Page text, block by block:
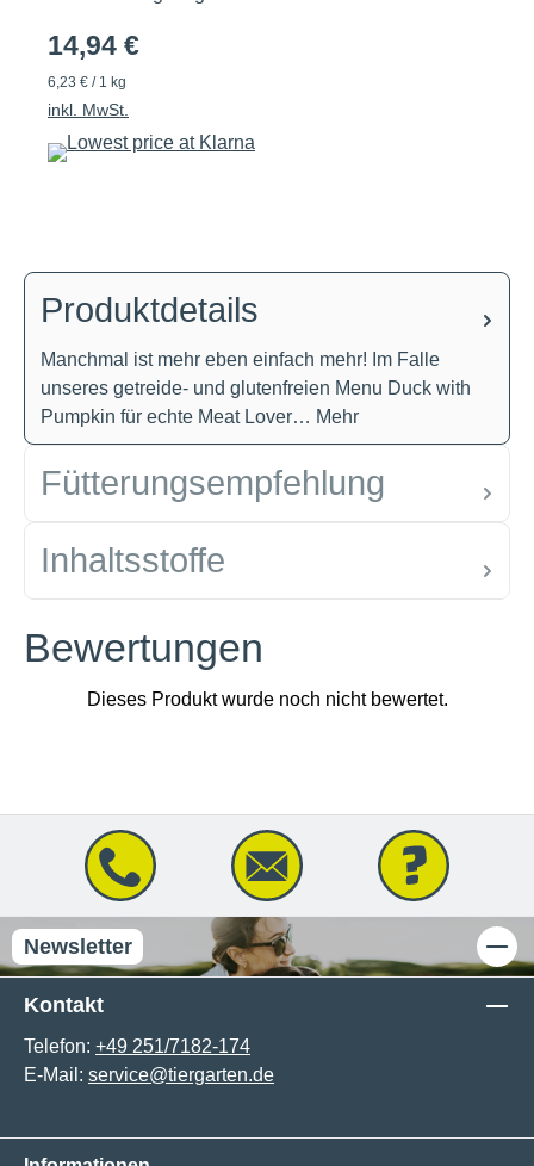
14,94 €
6,23 € / 1 kg
inkl. MwSt.
Produktdetails
Manchmal ist mehr eben einfach mehr! Im Falle
unseres getreide- und glutenfreien Menu Duck with
Pumpkin für echte Meat Lover… Mehr
Fütterungsempfehlung
Inhaltsstoffe
Bewertungen
Newsletter
Kontakt
Telefon: +49 251/7182-174
E-Mail: service@tiergarten.de